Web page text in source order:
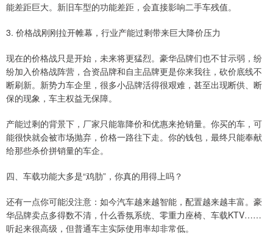
能差距巨大。新旧车型的功能差距，会直接影响二手车残值。
3. 价格战刚刚拉开帷幕，行业产能过剩带来巨大降价压力
现在的价格战只是开始，未来将更猛烈。豪华品牌们也不甘示弱，纷
纷加入价格战阵营，合资品牌和自主品牌更是你来我往，砍价底线不
断刷新。新势力车企里，很多小品牌活得很艰难，甚至出现断供、断
保的现象，车主权益无保障。
产能过剩的背景下，厂家只能靠降价和优惠来抢销量。你买的车，可
能很快就会被市场抛弃，价格一路往下走。你的钱包，最终只能奉献
给那些杀价拼销量的车企。
四、车载功能大多是“鸡肋”，你真的用得上吗？
还有一点你可能没注意：如今汽车越来越智能，配置越来越丰富。豪
华品牌卖点多得数不清，什么香氛系统、零重力座椅、车载KTV……
听起来很高级，但普通车主实际使用率却非常低。